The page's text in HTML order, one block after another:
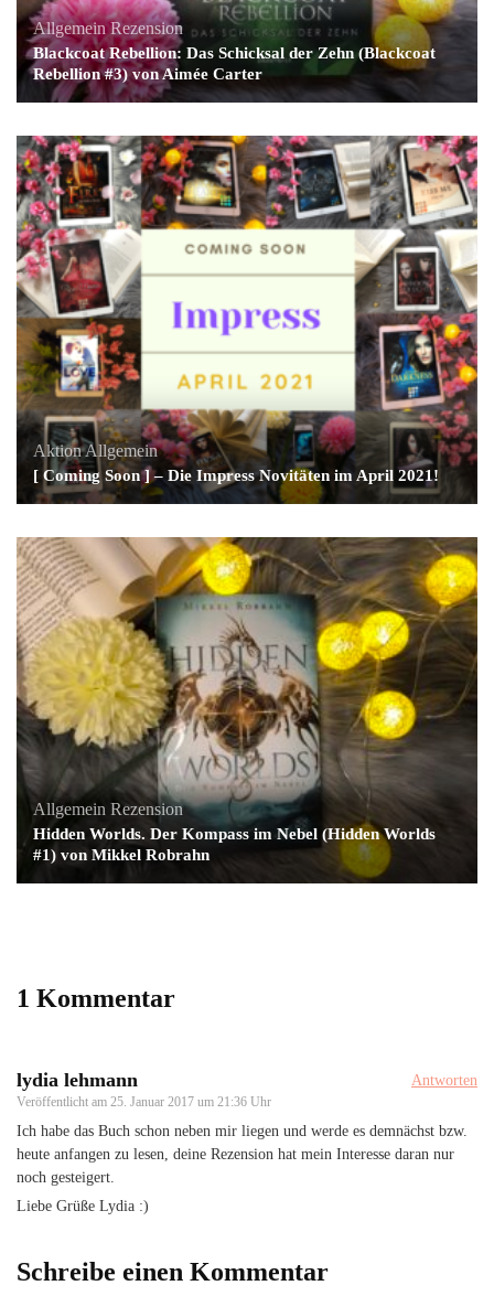
Allgemein Rezension
Blackcoat Rebellion: Das Schicksal der Zehn (Blackcoat
Rebellion #3) von Aimée Carter
AktionAllgemein
[ Coming Soon ] – Die Impress Novitäten im April 2021!
Allgemein Rezension
Hidden Worlds. Der Kompass im Nebel (Hidden Worlds
#1) von Mikkel Robrahn
1 Kommentar
lydia lehmann
Veröffentlicht am 25. Januar 2017 um 21:36 Uhr
Antworten
Ich habe das Buch schon neben mir liegen und werde es demnächst bzw.
heute anfangen zu lesen, deine Rezension hat mein Interesse daran nur
noch gesteigert.
Liebe Grüße Lydia :)
Schreibe einen Kommentar